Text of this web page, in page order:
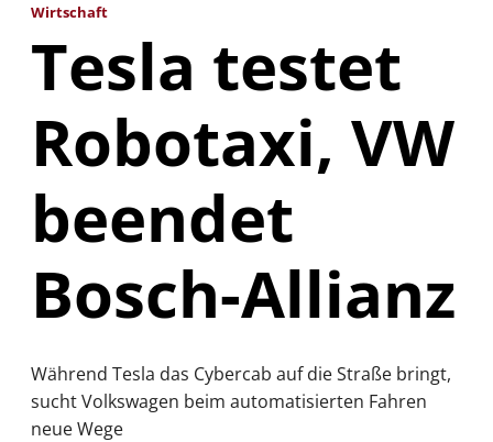
Wirtschaft
Tesla testet
Robotaxi, VW
beendet
Bosch-Allianz
Während Tesla das Cybercab auf die Straße bringt,
sucht Volkswagen beim automatisierten Fahren
neue Wege